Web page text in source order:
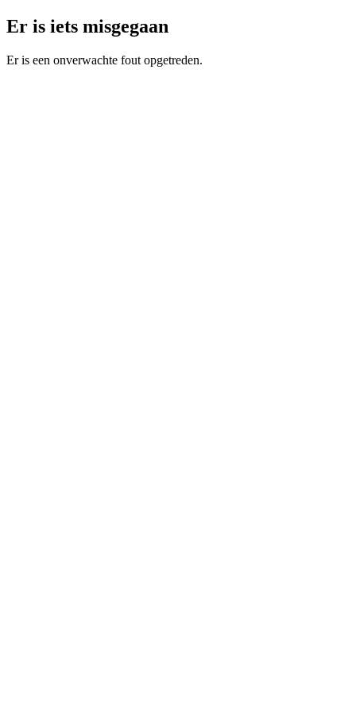
Er is iets misgegaan
Er is een onverwachte fout opgetreden.